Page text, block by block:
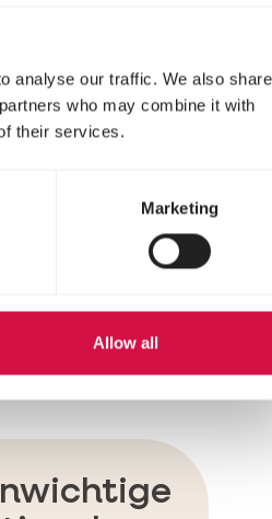
analyse our traffic. We also share
who may combine it with
their services.
Marketing
Allow all
zijn op het dieet
Aardappelen in
die gebruikt
Dus niks om je zorgen
Onze experts staan